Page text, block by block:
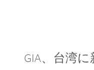
GIA、台湾